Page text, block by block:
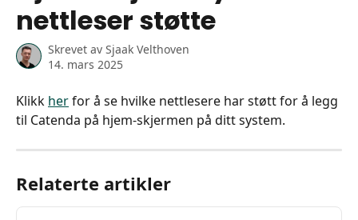
nettleser støtte
Skrevet av Sjaak Velthoven
14. mars 2025
Klikk her for å se hvilke nettlesere har støtt for å legg
til Catenda på hjem-skjermen på ditt system.
Relaterte artikler